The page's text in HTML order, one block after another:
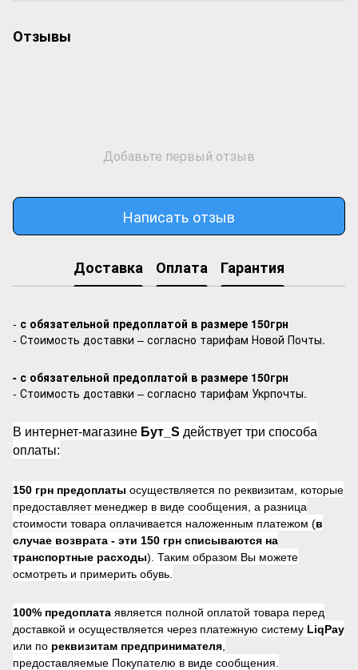
Отзывы
Добавьте первый отзыв
Написать отзыв
Доставка Оплата Гарантия
- с обязательной предоплатой в размере 150грн
- Стоимость доставки – согласно тарифам Новой Почты.
- с обязательной предоплатой в размере 150грн
- Стоимость доставки – согласно тарифам Укрпочты.
В интернет-магазине Бут_S действует три способа
оплаты:
150 грн предоплаты осуществляется по реквизитам, которые
предоставляет менеджер в виде сообщения, а разница
стоимости товара оплачивается наложенным платежом (в
случае возврата - эти 150 грн списываются на
транспортные расходы). Таким образом Вы можете
осмотреть и примерить обувь.
100% предоплата является полной оплатой товара перед
доставкой и осуществляется через платежную систему LiqPay
или по реквизитам предпринимателя
предоставляемые Покупателю в виде сообщения.